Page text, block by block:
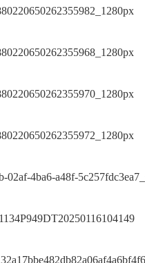
02af-4ba6-a48f-